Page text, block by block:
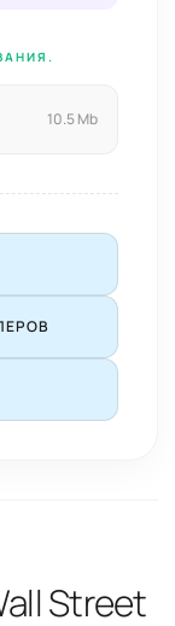
10.5 Mb
Street